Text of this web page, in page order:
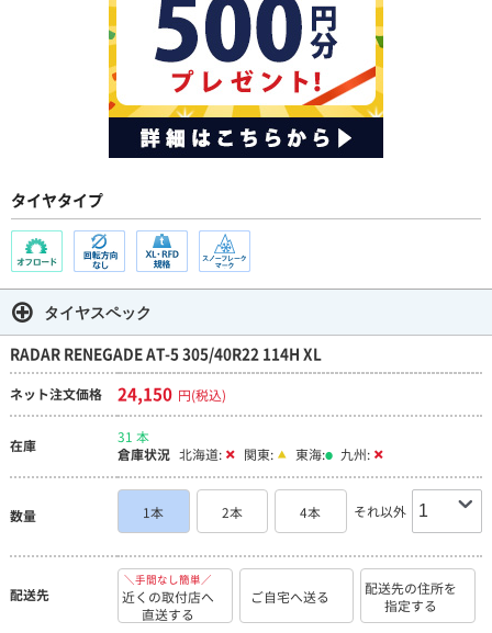
タイヤタイプ
タイヤスペック
RADAR RENEGADE AT-5 305/40R22 114H XL
ネット注文価格 24,150 円(税込)
在庫
31 本
倉庫状況 北海道: 関東: 東海: 九州:
数量 1本 2本 4本 それ以外
配送先
＼手間なし簡単／
近くの取付店へ
直送する
ご自宅へ送る
配送先の住所を
指定する